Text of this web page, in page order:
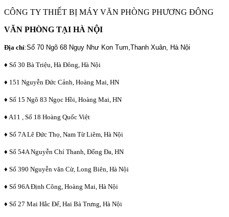
CÔNG TY THIẾT BỊ MÁY VĂN PHÒNG PHƯƠNG ĐÔNG
VĂN PHÒNG TẠI HÀ NỘI
Địa chỉ:Số 70 Ngõ 68 Ngụy Như Kon Tum,Thanh Xuân, Hà Nội
♦ Số 30 Bà Triệu, Hà Đông, Hà Nội
♦ 151 Nguyễn Đức Cảnh, Hoàng Mai, HN
♦ Số 15 Ngõ 83 Ngọc Hồi, Hoàng Mai, HN
♦ A11 , Số 18 Hoàng Quốc Việt
♦ Số 7A Lê Đức Thọ, Nam Từ Liêm, Hà Nội
♦ Số 54A Nguyễn Chí Thanh, Đống Đa, HN
♦ Số 390 Nguyễn văn Cừ, Long Biên, Hà Nội
♦ Số 96A Định Công, Hoàng Mai, Hà Nội
♦ Số 27 Mai Hắc Đế, Hai Bà Trưng, Hà Nội